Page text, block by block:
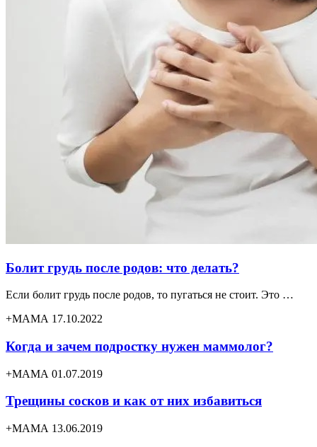
Болит грудь после родов: что делать?
Если болит грудь после родов, то пугаться не стоит. Это …
+МАМА 17.10.2022
Когда и зачем подростку нужен маммолог?
+МАМА 01.07.2019
Трещины сосков и как от них избавиться
+МАМА 13.06.2019